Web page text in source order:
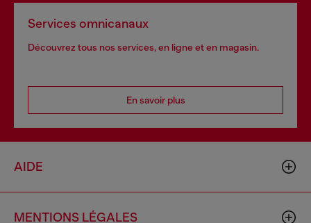
Services omnicanaux
Découvrez tous nos services, en ligne et en magasin.
En savoir plus
AIDE
MENTIONS LÉGALES